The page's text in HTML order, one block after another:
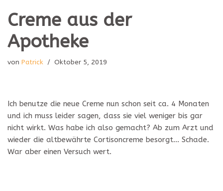
Creme aus der
Apotheke
von Patrick Oktober 5, 2019
Ich benutze die neue Creme nun schon seit ca. 4 Monaten
und ich muss leider sagen, dass sie viel weniger bis gar
nicht wirkt. Was habe ich also gemacht? Ab zum Arzt und
wieder die altbewährte Cortisoncreme besorgt… Schade.
War aber einen Versuch wert.